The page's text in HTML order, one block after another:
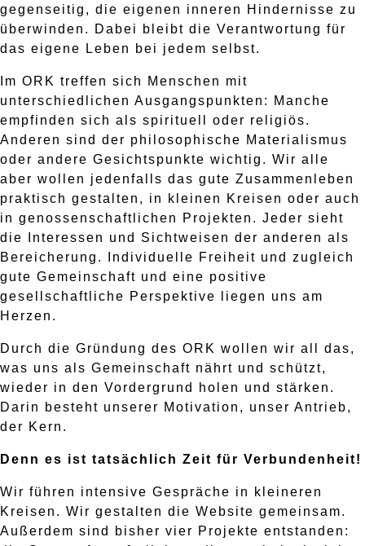
gegenseitig, die eigenen inneren Hindernisse zu
überwinden. Dabei bleibt die Verantwortung für
das eigene Leben bei jedem selbst.
Im ORK treffen sich Menschen mit
unterschiedlichen Ausgangspunkten: Manche
empfinden sich als spirituell oder religiös.
Anderen sind der philosophische Materialismus
oder andere Gesichtspunkte wichtig. Wir alle
aber wollen jedenfalls das gute Zusammenleben
praktisch gestalten, in kleinen Kreisen oder auch
in genossenschaftlichen Projekten. Jeder sieht
die Interessen und Sichtweisen der anderen als
Bereicherung. Individuelle Freiheit und zugleich
gute Gemeinschaft und eine positive
gesellschaftliche Perspektive liegen uns am
Herzen.
Durch die Gründung des ORK wollen wir all das,
was uns als Gemeinschaft nährt und schützt,
wieder in den Vordergrund holen und stärken.
Darin besteht unserer Motivation, unser Antrieb,
der Kern.
Denn es ist tatsächlich Zeit für Verbundenheit!
Wir führen intensive Gespräche in kleineren
Kreisen. Wir gestalten die Website gemeinsam.
Außerdem sind bisher vier Projekte entstanden: